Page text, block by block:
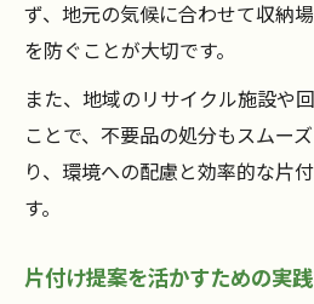
ず、地元の気候に合わせて収納
を防ぐことが大切です。
また、地域のリサイクル施設や
ことで、不要品の処分もスムー
り、環境への配慮と効率的な片
す。
片付け提案を活かすための実